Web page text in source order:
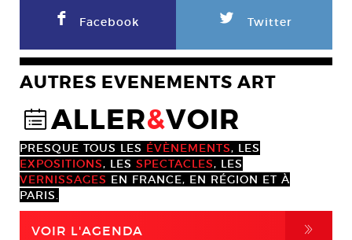
F Facebook L Twitter
AUTRES EVENEMENTS ART
@ALLER&VOIR
PRESQUE TOUS LES ÉVÈNEMENTS, LES
EXPOSITIONS, LES SPECTACLES, LES
VERNISSAGES EN FRANCE, EN RÉGION ET À
PARIS.
VOIR L'AGENDA ,